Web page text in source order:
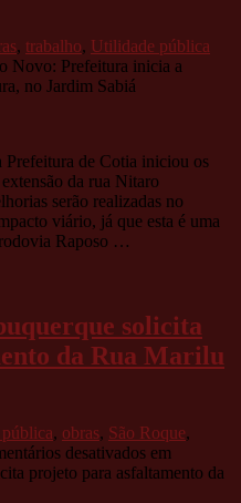
, trabalho, Utilidade pública
Novo: Prefeitura inicia a
no Jardim Sabiá
Prefeitura de Cotia iniciou os
da rua Nitaro
serão realizadas no
viário, já que esta é uma
Raposo …
solicita
da Rua Marilu
, obras, São Roque,
desativados em
projeto para asfaltamento da